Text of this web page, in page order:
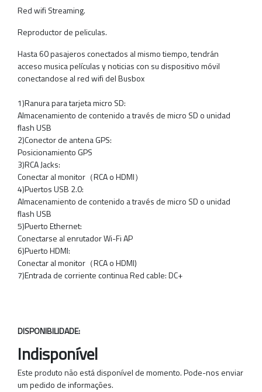
Red wifi Streaming.
Reproductor de peliculas.
Hasta 60 pasajeros conectados al mismo tiempo, tendrán
acceso musica películas y noticias con su dispositivo móvil
conectandose al red wifi del Busbox
1)Ranura para tarjeta micro SD:
Almacenamiento de contenido a través de micro SD o unidad
flash USB
2)Conector de antena GPS:
Posicionamiento GPS
3)RCA Jacks:
Conectar al monitor（RCA o HDMI）
4)Puertos USB 2.0:
Almacenamiento de contenido a través de micro SD o unidad
flash USB
5)Puerto Ethernet:
Conectarse al enrutador Wi-Fi AP
6)Puerto HDMI:
Conectar al monitor（RCA o HDMI)
7)Entrada de corriente continua Red cable: DC+
DISPONIBILIDADE:
Indisponível
Este produto não está disponível de momento. Pode-nos enviar
um pedido de informações.